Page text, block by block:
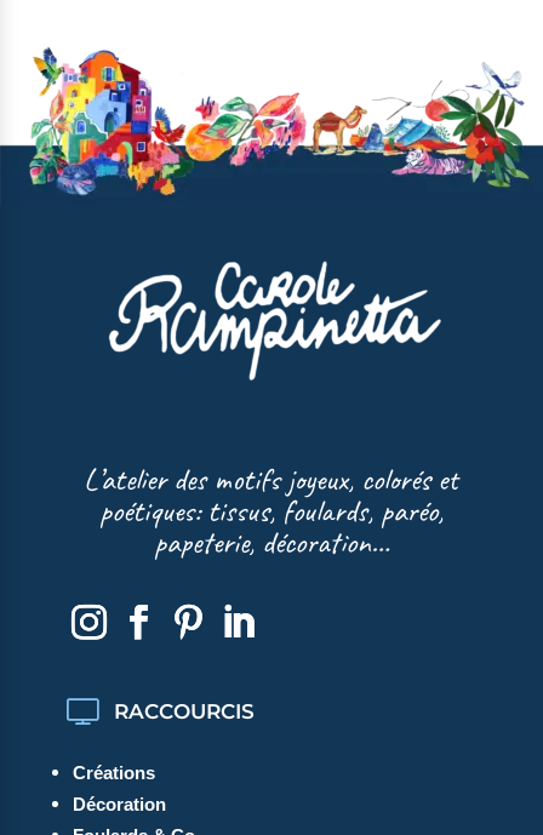
L’atelier des motifs joyeux, colorés et
poétiques: tissus, foulards, paréo,
papeterie, décoration…
RACCOURCIS
Créations
Décoration